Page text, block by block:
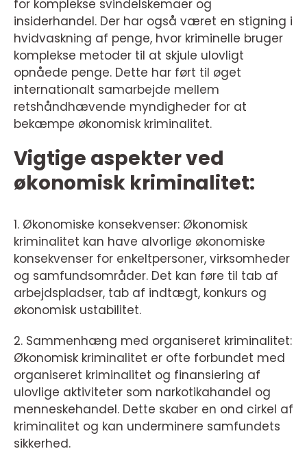
for komplekse svindelskemaer og
insiderhandel. Der har også været en stigning i
hvidvaskning af penge, hvor kriminelle bruger
komplekse metoder til at skjule ulovligt
opnåede penge. Dette har ført til øget
internationalt samarbejde mellem
retshåndhævende myndigheder for at
bekæmpe økonomisk kriminalitet.
Vigtige aspekter ved
økonomisk kriminalitet:
1. Økonomiske konsekvenser: Økonomisk
kriminalitet kan have alvorlige økonomiske
konsekvenser for enkeltpersoner, virksomheder
og samfundsområder. Det kan føre til tab af
arbejdspladser, tab af indtægt, konkurs og
økonomisk ustabilitet.
2. Sammenhæng med organiseret kriminalitet:
Økonomisk kriminalitet er ofte forbundet med
organiseret kriminalitet og finansiering af
ulovlige aktiviteter som narkotikahandel og
menneskehandel. Dette skaber en ond cirkel af
kriminalitet og kan underminere samfundets
sikkerhed.